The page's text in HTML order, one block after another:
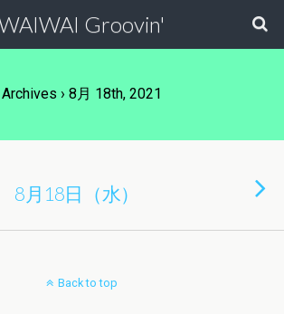
Groovin'
Archives › 8月 18th, 2021
月18日（水）
Back to top